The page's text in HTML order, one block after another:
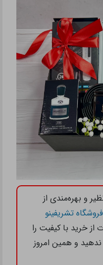
و بهره‌مندی از
فروشگاه تشریفینو
از خرید با کیفیت را
و همین امروز